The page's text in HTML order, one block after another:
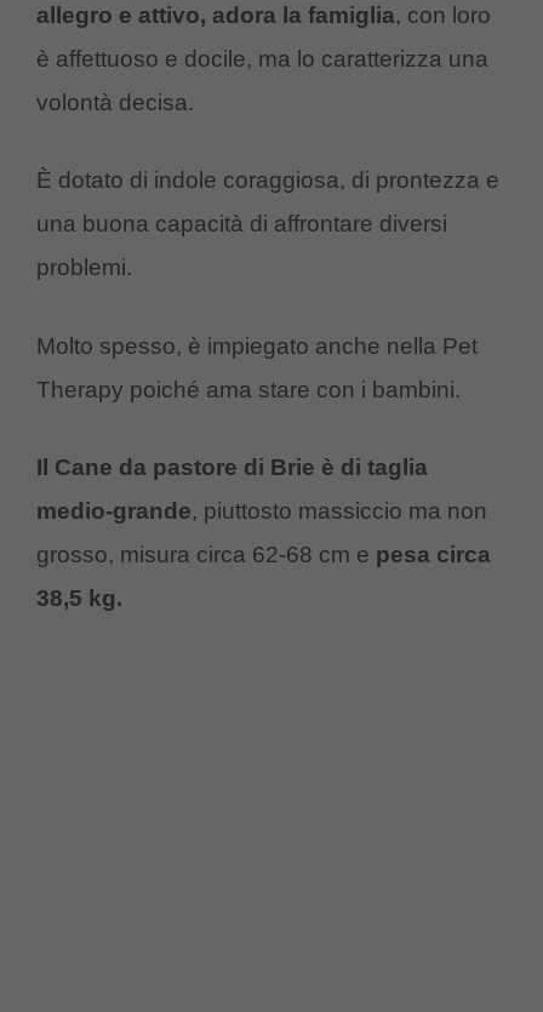
allegro e attivo, adora la famiglia, con loro
è affettuoso e docile, ma lo caratterizza una
volontà decisa.
È dotato di indole coraggiosa, di prontezza e
una buona capacità di affrontare diversi
problemi.
Molto spesso, è impiegato anche nella Pet
Therapy poiché ama stare con i bambini.
Il Cane da pastore di Brie è di taglia
medio-grande, piuttosto massiccio ma non
grosso, misura circa 62-68 cm e pesa circa
38,5 kg.